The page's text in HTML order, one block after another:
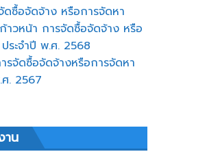
ดซื้อจัดจ้าง หรือการจัดหา
าวหน้า การจัดซื้อจัดจ้าง หรือ
ระจำปี พ.ศ. 2568
รจัดซื้อจัดจ้างหรือการจัดหา
. 2567
าน